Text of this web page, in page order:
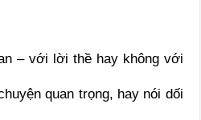
với lời thề hay không với
quan trọng, hay nói dối